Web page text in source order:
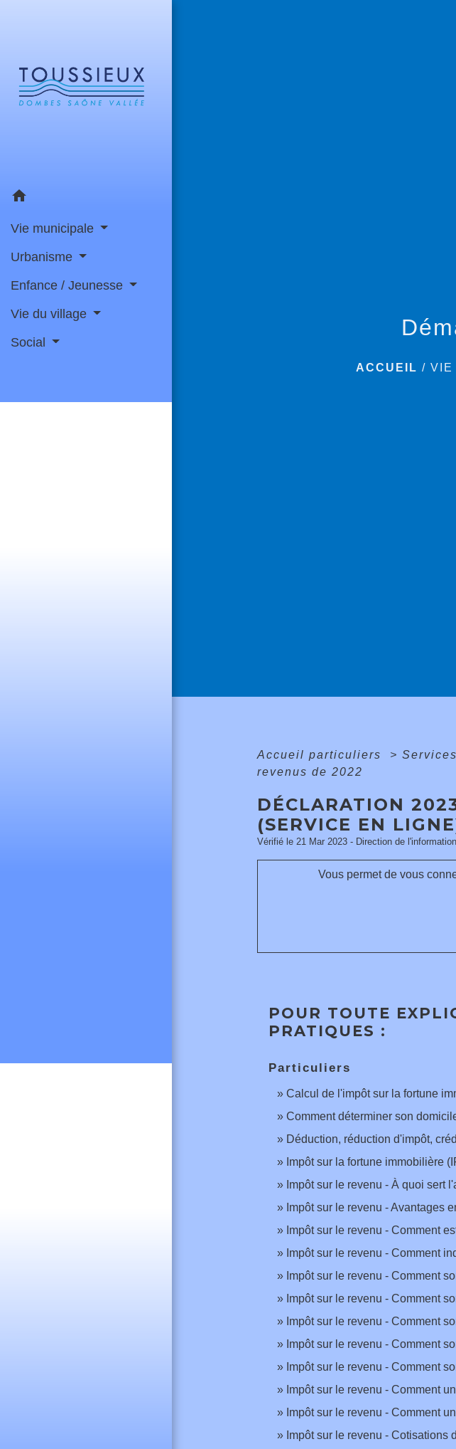
home
Vie municipale
Urbanisme
Enfance / Jeunesse
Vie du village
Social
ACCUEIL /VIE
Accueil particuliers >
revenus de 2022
DÉCLARATION
(SERVICE EN
Vérifié le 21 Mar 2023 - Direction de
Vous permet de vous
POUR TOUTE
PRATIQUES :
Particuliers
Calcul de l'impôt sur la fortune
Comment déterminer son
Déduction, réduction d'impôt,
Impôt sur la fortune immobilière
Impôt sur le revenu - À quoi sert
Impôt sur le revenu - Avantages
Impôt sur le revenu - Comment
Impôt sur le revenu - Comment
Impôt sur le revenu - Comment
Impôt sur le revenu - Comment
Impôt sur le revenu - Comment
Impôt sur le revenu - Comment
Impôt sur le revenu - Comment
Impôt sur le revenu - Comment
Impôt sur le revenu - Comment
Impôt sur le revenu - Cotisations